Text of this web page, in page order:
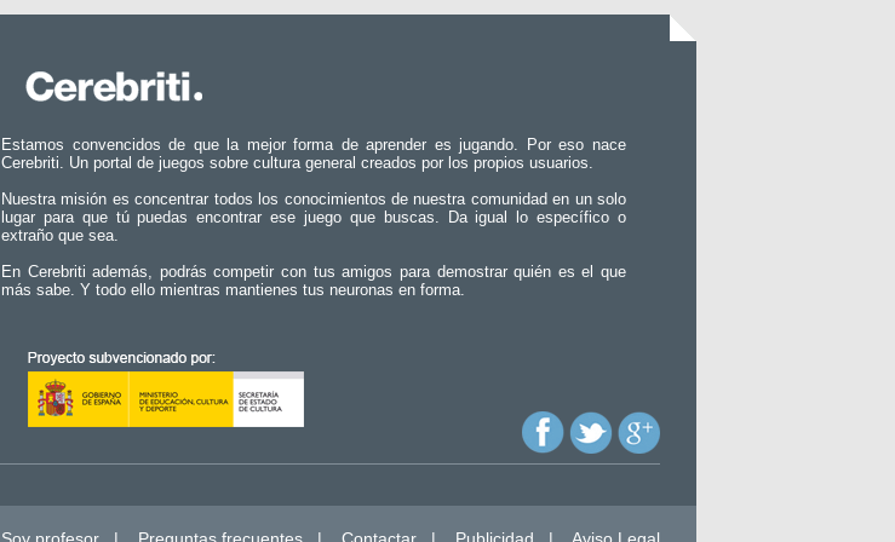
Estamos convencidos de que la mejor forma de aprender es jugando. Por eso nace
Cerebriti. Un portal de juegos sobre cultura general creados por los propios usuarios.
Nuestra misión es concentrar todos los conocimientos de nuestra comunidad en un solo
lugar para que tú puedas encontrar ese juego que buscas. Da igual lo específico o
extraño que sea.
En Cerebriti además, podrás competir con tus amigos para demostrar quién es el que
más sabe. Y todo ello mientras mantienes tus neuronas en forma.